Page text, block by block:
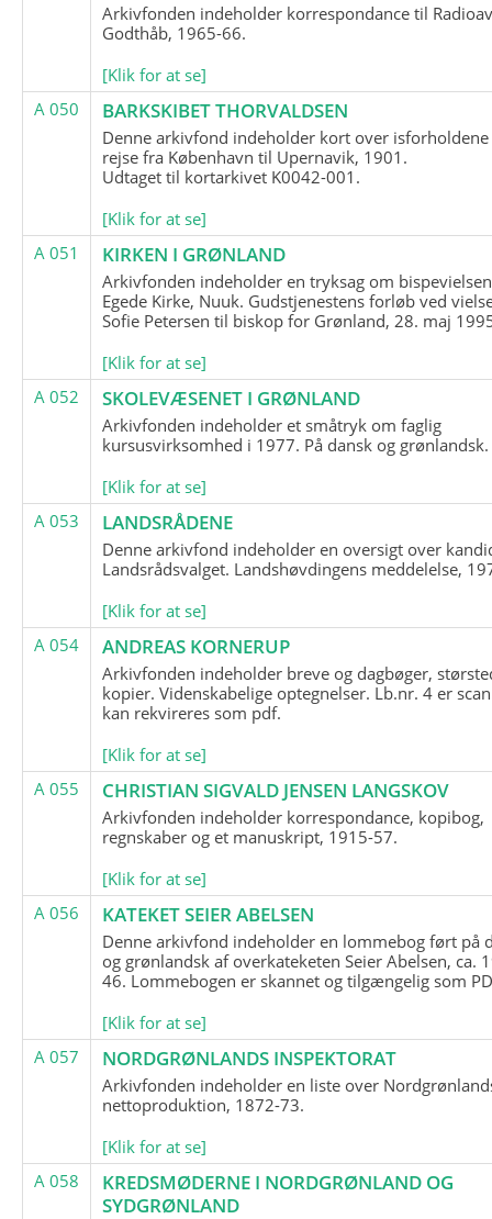
Arkivfonden indeholder korrespondance til
Godthåb, 1965-66.
[Klik for at se]
A 050
BARKSKIBET THORVALDSEN
Denne arkivfond indeholder kort over
rejse fra København til Upernavik, 1901.
Udtaget til kortarkivet K0042-001.
[Klik for at se]
A 051
KIRKEN I GRØNLAND
Arkivfonden indeholder en tryksag om
Egede Kirke, Nuuk. Gudstjenestens forløb ved
Sofie Petersen til biskop for Grønland, 28. maj
[Klik for at se]
A 052
SKOLEVÆSENET I GRØNLAND
Arkivfonden indeholder et småtryk om faglig
kursusvirksomhed i 1977. På dansk og grønlandsk.
[Klik for at se]
A 053
LANDSRÅDENE
Denne arkivfond indeholder en oversigt over
Landsrådsvalget. Landshøvdingens meddelelse,
[Klik for at se]
A 054
ANDREAS KORNERUP
Arkivfonden indeholder breve og dagbøger,
kopier. Videnskabelige optegnelser. Lb.nr. 4 er
kan rekvireres som pdf.
[Klik for at se]
A 055
CHRISTIAN SIGVALD JENSEN LANGSKOV
Arkivfonden indeholder korrespondance, kopibog,
regnskaber og et manuskript, 1915-57.
[Klik for at se]
A 056
KATEKET SEIER ABELSEN
Denne arkivfond indeholder en lommebog ført på
og grønlandsk af overkateketen Seier Abelsen, ca.
46. Lommebogen er skannet og tilgængelig som
[Klik for at se]
A 057
NORDGRØNLANDS INSPEKTORAT
Arkivfonden indeholder en liste over
nettoproduktion, 1872-73.
[Klik for at se]
A 058
KREDSMØDERNE I NORDGRØNLAND OG
SYDGRØNLAND